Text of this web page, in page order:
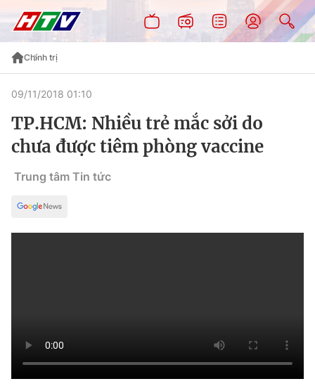
Chính trị
09/11/2018 01:10
TP.HCM: Nhiều trẻ mắc sởi do
chưa được tiêm phòng vaccine
Trung tâm Tin tức